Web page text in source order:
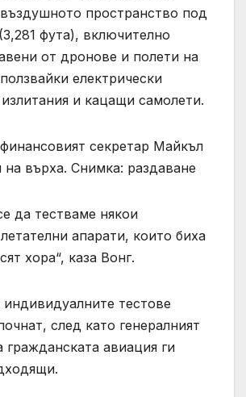
пространство под
фута), включително
от дронове и полети на
електрически
и кацащи самолети.
секретар Майкъл
на върха. Снимка: раздаване
да тестваме някои
апарати, които биха
хора“, каза Вонг.
индивидуалните тестове
след като генералният
гражданската авиация ги